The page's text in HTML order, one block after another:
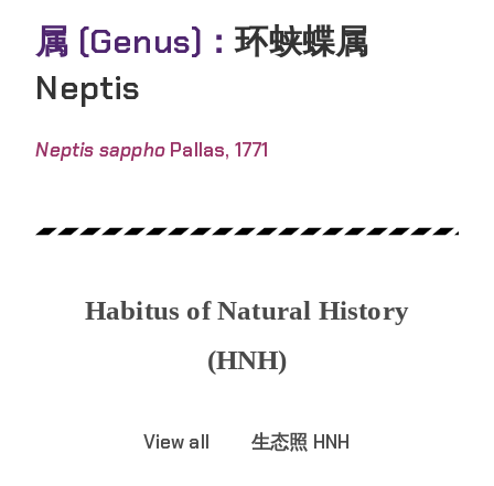
属 (Genus)：环蛱蝶属
Neptis
Neptis sappho Pallas, 1771
Habitus of Natural History
(HNH)
View all 生态照 HNH